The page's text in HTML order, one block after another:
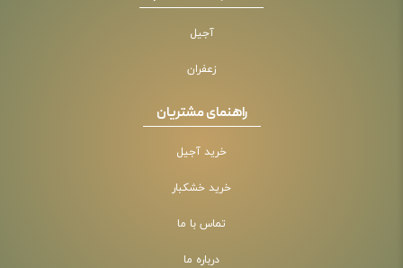
آجیل
زعفران
راهنمای مشتریان
خرید آجیل
خرید خشکبار
تماس با ما
درباره ما